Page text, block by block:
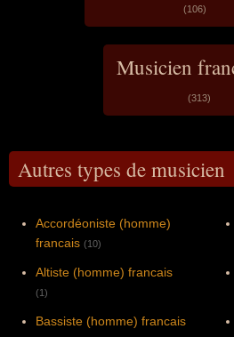
(106)
Musicien
(313)
Autres types de musicien
Accordéoniste (homme)
francais (10)
Altiste (homme) francais
(1)
Bassiste (homme) francais